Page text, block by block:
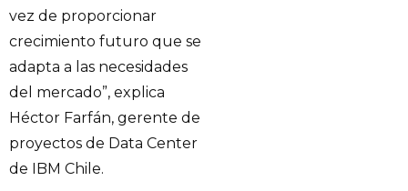
vez de proporcionar
crecimiento futuro que se
adapta a las necesidades
del mercado”, explica
Héctor Farfán, gerente de
proyectos de Data Center
de IBM Chile.